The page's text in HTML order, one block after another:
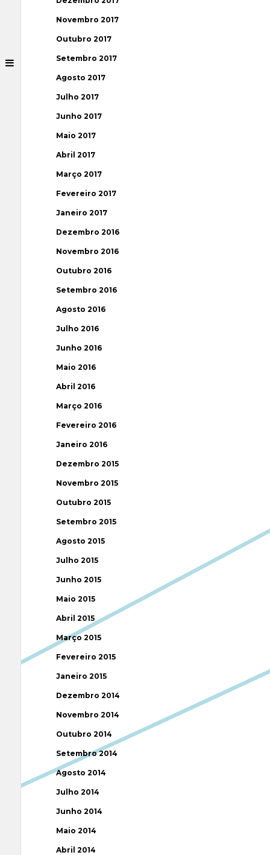
Novembro 2017
Outubro 2017
Setembro 2017
Agosto 2017
Julho 2017
Junho 2017
Maio 2017
Abril 2017
Março 2017
Fevereiro 2017
Janeiro 2017
Dezembro 2016
Novembro 2016
Outubro 2016
Setembro 2016
Agosto 2016
Julho 2016
Junho 2016
Maio 2016
Abril 2016
Março 2016
Fevereiro 2016
Janeiro 2016
Dezembro 2015
Novembro 2015
Outubro 2015
Setembro 2015
Agosto 2015
Julho 2015
Junho 2015
Maio 2015
Abril 2015
Março 2015
Fevereiro 2015
Janeiro 2015
Dezembro 2014
Novembro 2014
Outubro 2014
Setembro 2014
Agosto 2014
Julho 2014
Junho 2014
Maio 2014
Abril 2014